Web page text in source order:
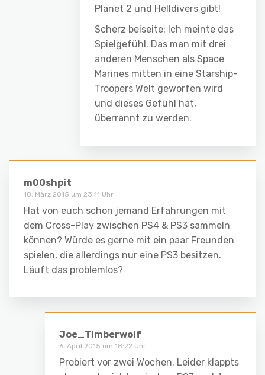
Planet 2 und Helldivers gibt!
Scherz beiseite: Ich meinte das
Spielgefühl. Das man mit drei
anderen Menschen als Space
Marines mitten in eine Starship-
Troopers Welt geworfen wird
und dieses Gefühl hat,
überrannt zu werden.
m00shpit
18. März 2015 um 23:11 Uhr
Hat von euch schon jemand Erfahrungen mit
dem Cross-Play zwischen PS4 & PS3 sammeln
können? Würde es gerne mit ein paar Freunden
spielen, die allerdings nur eine PS3 besitzen.
Läuft das problemlos?
Joe_Timberwolf
6. April 2015 um 18:22 Uhr
Probiert vor zwei Wochen. Leider klappts